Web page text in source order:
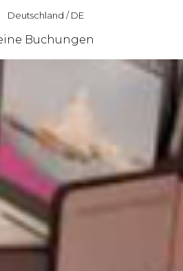
Deutschland /DE
Buchungen